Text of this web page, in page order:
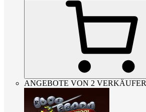
ANGEBOTE VON 2 VERKÄUFER